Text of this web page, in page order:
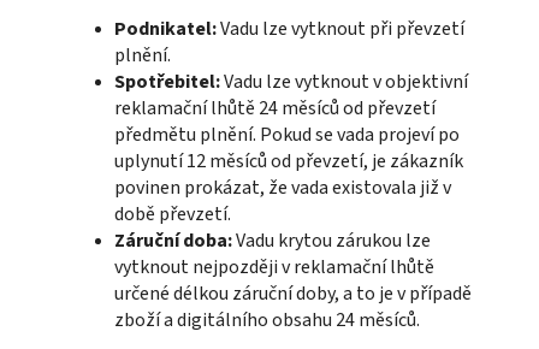
Podnikatel:Vadu lze vytknout při převzetí
plnění.
Spotřebitel:Vadu lze vytknout v objektivní
reklamační lhůtě 24 měsíců od převzetí
předmětu plnění. Pokud se vada projeví po
uplynutí 12 měsíců od převzetí, je zákazník
povinen prokázat, že vada existovala již v
době převzetí.
Záruční doba:Vadu krytou zárukou lze
vytknout nejpozději v reklamační lhůtě
určené délkou záruční doby, a to je v případě
zboží a digitálního obsahu 24 měsíců.